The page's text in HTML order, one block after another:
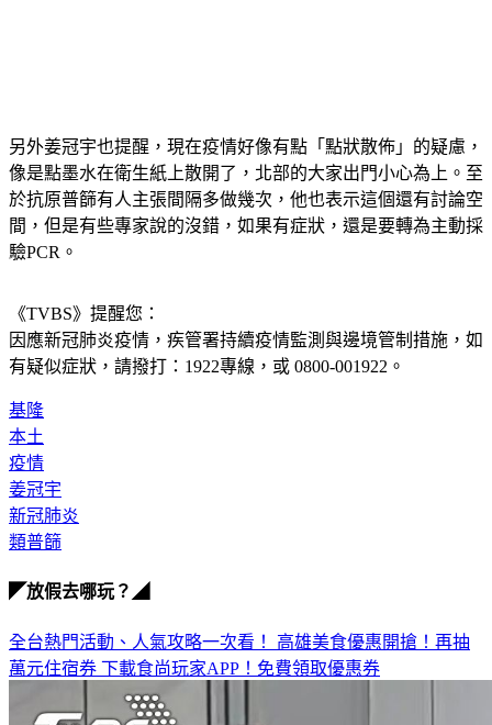
另外姜冠宇也提醒，現在疫情好像有點「點狀散佈」的疑慮，
像是點墨水在衛生紙上散開了，北部的大家出門小心為上。至
於抗原普篩有人主張間隔多做幾次，他也表示這個還有討論空
間，但是有些專家說的沒錯，如果有症狀，還是要轉為主動採
驗PCR。
《TVBS》提醒您：
因應新冠肺炎疫情，疾管署持續疫情監測與邊境管制措施， 如
有疑似症狀，請撥打：1922專線，或 0800-001922。
基隆
本土
疫情
姜冠宇
新冠肺炎
類普篩
◤放假去哪玩？◢
全台熱門活動、人氣攻略一次看！ 高雄美食優惠開搶！再抽
萬元住宿券 下載食尚玩家APP！免費領取優惠券